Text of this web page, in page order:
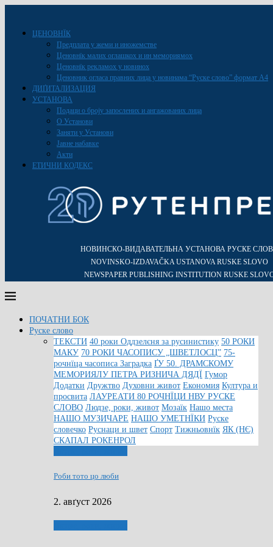
ЦЕНОВНЇК
Предплата у жеми и иножемстве
Ценовнїк малих оглашкох и ин мемориямох
Ценовнїк рекламох у новинох
Ценовник огласа правних лица у новинама “Руске слово” формат A4
ДИҐИТАЛИЗАЦИЯ
УСТАНОВА
Подаци о броју запослених и ангажованих лица
О Установи
Заняти у Установи
Јавне набавке
Акти
ЕТИЧНИ КОДЕКС
НОВИНСКО-ВИДАВАТЕЛЬНА УСТАНОВА РУСКЕ
NOVINSKO-IZDAVAČKA USTANOVA RUSKE SLOVO
NEWSPAPER PUBLISHING INSTITUTION RUSKE
ПОЧАТНИ БОК
Руске слово
ТЕКСТИ 40 роки Оддзелєня за русинистику 50 РОКИ
МАКУ 70 РОКИ ЧАСОПИСУ „ШВЕТЛОСЦ” 75-
рочнїца часописа Заградка ҐУ 50. ДРАМСКОМУ
МЕМОРИЯЛУ ПЕТРА РИЗНИЧА ДЯДЇ Гумор
Додатки Дружтво Духовни живот Економия Култура и
просвита ЛАУРЕАТИ 80 РОЧНЇЦИ НВУ РУСКЕ
СЛОВО Людзе, роки, живот Мозаїк Нашо места
НАШО МУЗИЧАРЕ НАШО УМЕТНЇКИ Руске
словечко Руснаци и швет Спорт Тижньовнїк ЯК (НЄ)
СКАПАЛ РОКЕНРОЛ
Роби тото цо люби
2. авґуст 2026